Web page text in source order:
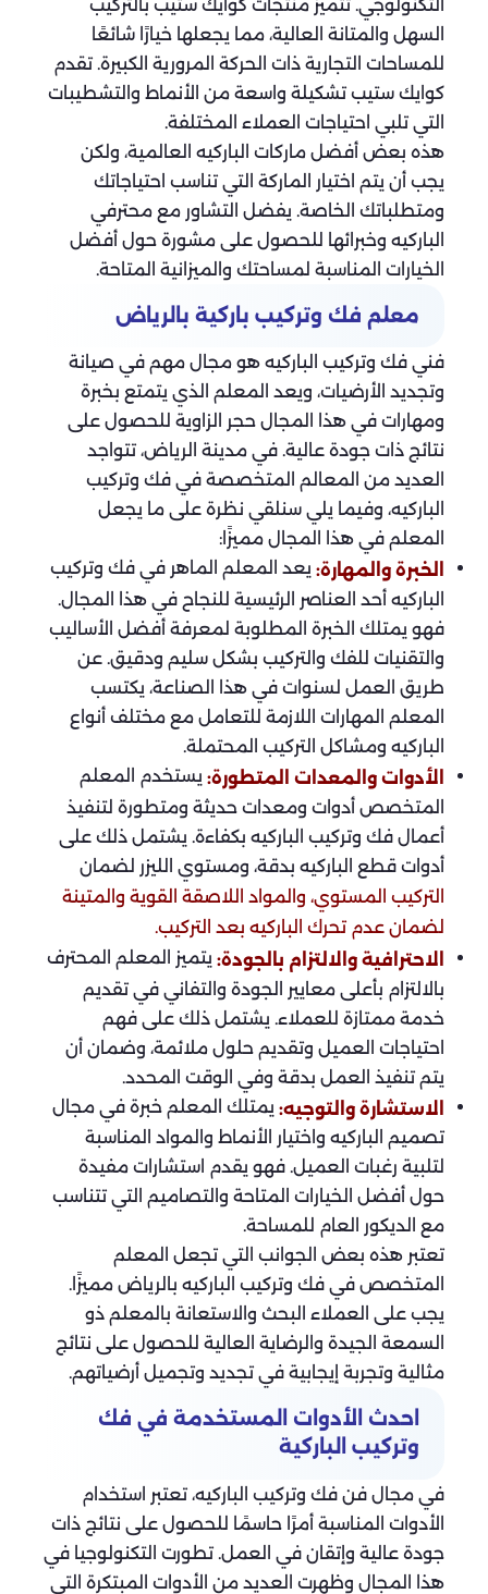
التكنولوجي. تتميز منتجات كوايك ستيب بالتركيب
السهل والمتانة العالية، مما يجعلها خيارًا شائعًا
للمساحات التجارية ذات الحركة المرورية الكبيرة. تقدم
كوايك ستيب تشكيلة واسعة من الأنماط والتشطيبات
التي تلبي احتياجات العملاء المختلفة.
هذه بعض أفضل ماركات الباركيه العالمية، ولكن
يجب أن يتم اختيار الماركة التي تناسب احتياجاتك
ومتطلباتك الخاصة. يفضل التشاور مع محترفي
الباركيه وخبرائها للحصول على مشورة حول أفضل
الخيارات المناسبة لمساحتك والميزانية المتاحة.
معلم فك وتركيب باركية بالرياض
فني فك وتركيب الباركيه هو مجال مهم في صيانة
وتجديد الأرضيات، ويعد المعلم الذي يتمتع بخبرة
ومهارات في هذا المجال حجر الزاوية للحصول على
نتائج ذات جودة عالية. في مدينة الرياض، تتواجد
العديد من المعالم المتخصصة في فك وتركيب
الباركيه، وفيما يلي سنلقي نظرة على ما يجعل
المعلم في هذا المجال مميزًا:
الخبرة والمهارة: يعد المعلم الماهر في فك وتركيب
الباركيه أحد العناصر الرئيسية للنجاح في هذا المجال.
فهو يمتلك الخبرة المطلوبة لمعرفة أفضل الأساليب
والتقنيات للفك والتركيب بشكل سليم ودقيق. عن
طريق العمل لسنوات في هذا الصناعة، يكتسب
المعلم المهارات اللازمة للتعامل مع مختلف أنواع
الباركيه ومشاكل التركيب المحتملة.
الأدوات والمعدات المتطورة: يستخدم المعلم
المتخصص أدوات ومعدات حديثة ومتطورة لتنفيذ
أعمال فك وتركيب الباركيه بكفاءة. يشتمل ذلك على
أدوات قطع الباركيه بدقة، ومستوي الليزر لضمان
التركيب المستوي، والمواد اللاصقة القوية والمتينة
لضمان عدم تحرك الباركيه بعد التركيب.
الاحترافية والالتزام بالجودة: يتميز المعلم المحترف
بالالتزام بأعلى معايير الجودة والتفاني في تقديم
خدمة ممتازة للعملاء. يشتمل ذلك على فهم
احتياجات العميل وتقديم حلول ملائمة، وضمان أن
يتم تنفيذ العمل بدقة وفي الوقت المحدد.
الاستشارة والتوجيه: يمتلك المعلم خبرة في مجال
تصميم الباركيه واختيار الأنماط والمواد المناسبة
لتلبية رغبات العميل. فهو يقدم استشارات مفيدة
حول أفضل الخيارات المتاحة والتصاميم التي تتناسب
مع الديكور العام للمساحة.
تعتبر هذه بعض الجوانب التي تجعل المعلم
المتخصص في فك وتركيب الباركيه بالرياض مميزًا.
يجب على العملاء البحث والاستعانة بالمعلم ذو
السمعة الجيدة والرضاية العالية للحصول على نتائج
مثالية وتجربة إيجابية في تجديد وتجميل أرضياتهم.
احدث الأدوات المستخدمة في فك
وتركيب الباركية
في مجال فن فك وتركيب الباركيه، تعتبر استخدام
الأدوات المناسبة أمرًا حاسمًا للحصول على نتائج ذات
جودة عالية وإتقان في العمل. تطورت التكنولوجيا في
هذا المجال وظهرت العديد من الأدوات المبتكرة التي